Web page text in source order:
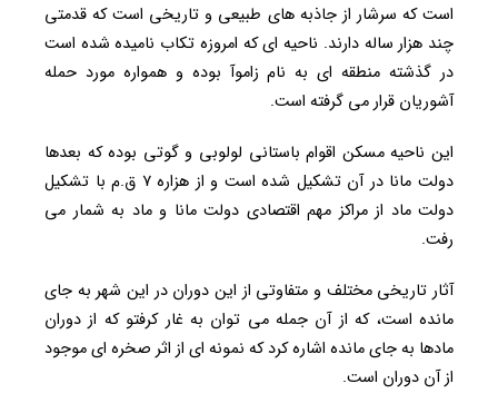
است که سرشار از جاذبه های طبیعی و تاریخی است که قدمتی
چند هزار ساله دارند. ناحیه ای که امروزه تکاب نامیده شده است
در گذشته منطقه ای به نام زاموآ بوده و همواره مورد حمله
آشوریان قرار می گرفته است.
این ناحیه مسکن اقوام باستانی لولوبی و گوتی بوده‌ که بعدها
دولت مانا در آن تشکیل شده است و از هزاره ۷ ق.م با تشکیل
دولت ماد از مراکز مهم اقتصادی دولت مانا و ماد به‌ شمار می‌
رفت.
آثار تاریخی مختلف و متفاوتی از این دوران در این شهر به جای
مانده است، که از آن جمله می توان به غار کرفتو که از دوران
مادها به جای مانده اشاره کرد که نمونه ای از اثر صخره ای موجود
از آن دوران است.